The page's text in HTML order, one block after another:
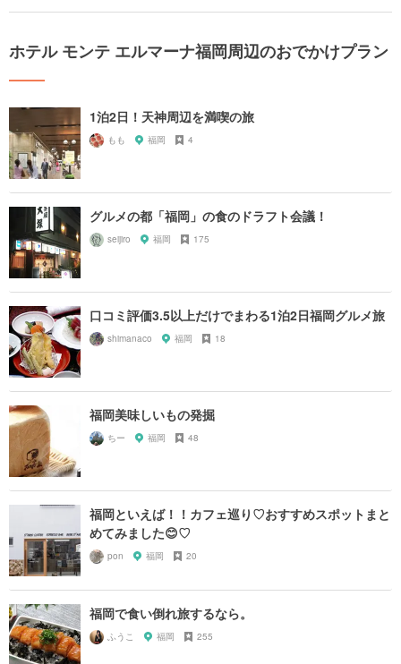
ホテル モンテ エルマーナ福岡周辺のおでかけプラン
1泊2日！天神周辺を満喫の旅
もも 福岡 4
グルメの都「福岡」の食のドラフト会議！
seijiro 福岡 175
口コミ評価3.5以上だけでまわる1泊2日福岡グルメ旅
shimanaco 福岡 18
福岡美味しいもの発掘
ちー 福岡 48
福岡といえば！！カフェ巡り♡おすすめスポットまと
めてみました😊♡
pon 福岡 20
福岡で食い倒れ旅するなら。
ふうこ 福岡 255